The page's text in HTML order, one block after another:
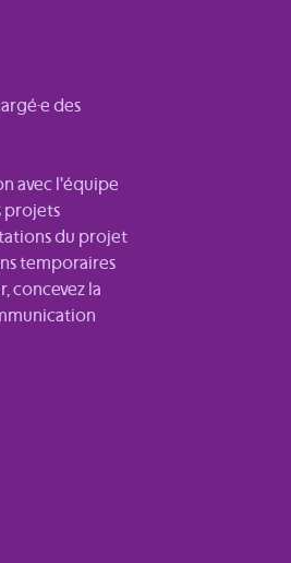
des
avec l'équipe
projets
du projet
temporaires
concevez la